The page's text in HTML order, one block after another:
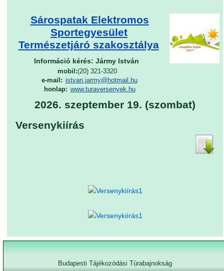
Sárospatak Elektromos
Sportegyesület
Természetjáró szakosztálya
Információ kérés: Jármy István
mobil:(20) 321-3320
e-mail: istvan.jarmy@hotmail.hu
honlap: www.turaversenyek.hu
2026. szeptember 19. (szombat)
Versenykiírás
Budapesti Tájékozódási Túrabajnokság